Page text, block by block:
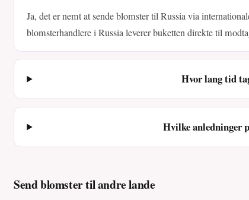
Ja, det er nemt at sende blomster til Russia via
blomsterhandlere i Russia leverer buketten direkte til
Hvor lang tid
Hvilke anledninger
Send blomster til andre lande